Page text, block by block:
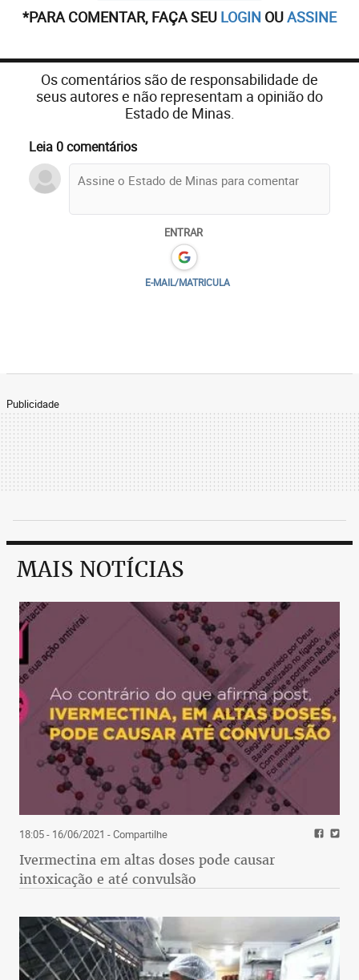
*PARA COMENTAR, FAÇA SEU LOGIN OUASSINE
Os comentários são de responsabilidade de
seus autores e não representam a opinião do
Estado de Minas.
Leia 0 comentários
ENTRAR
E-MAIL/MATRICULA
Publicidade
MAIS NOTÍCIAS
18:05 - 16/06/2021 - Compartilhe
Ivermectina em altas doses pode causar
intoxicação e até convulsão